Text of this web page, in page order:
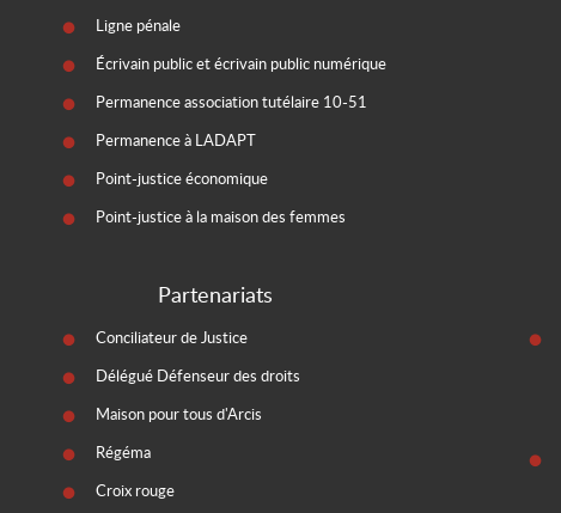
Ligne pénale
Écrivain public et écrivain public numérique
Permanence association tutélaire 10-51
Permanence à LADAPT
Point-justice économique
Point-justice à la maison des femmes
Partenariats
Conciliateur de Justice
Délégué Défenseur des droits
Maison pour tous d'Arcis
Régéma
Croix rouge